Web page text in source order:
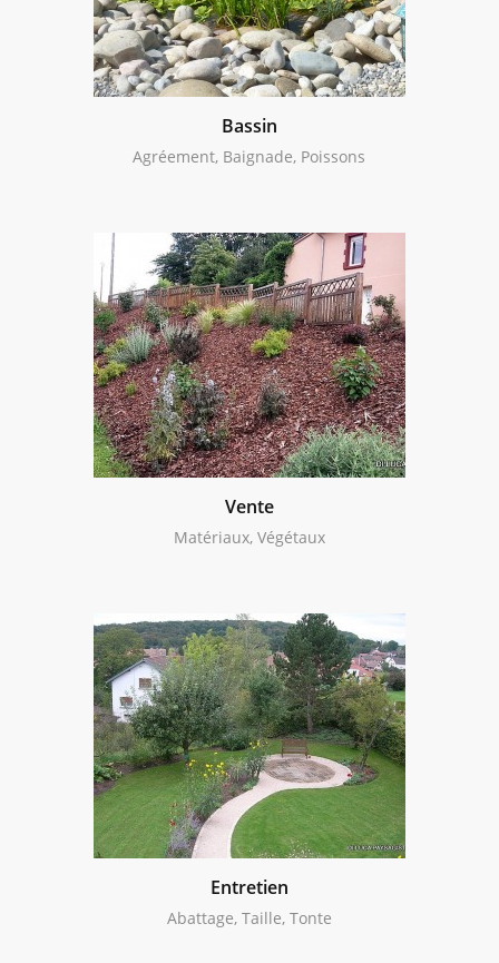
Bassin
Agréement, Baignade, Poissons
Vente
Matériaux, Végétaux
Entretien
Abattage, Taille, Tonte